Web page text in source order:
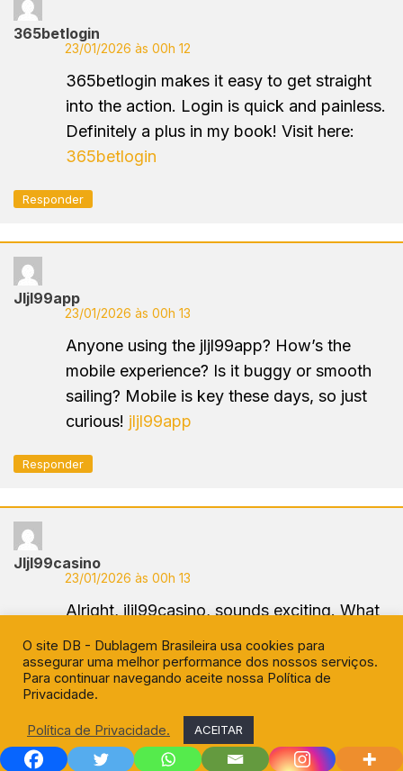
365betlogin
23/01/2026 às 00h 12
365betlogin makes it easy to get straight
into the action. Login is quick and painless.
Definitely a plus in my book! Visit here:
365betlogin
Responder
Jljl99app
23/01/2026 às 00h 13
Anyone using the jljl99app? How’s the
mobile experience? Is it buggy or smooth
sailing? Mobile is key these days, so just
curious! jljl99app
Responder
Jljl99casino
23/01/2026 às 00h 13
Alright, jljl99casino, sounds exciting. What
are the honest thoughts on the game
selection and, most importantly, payouts?
Hit me with your best (and worst!)
experiences, folks!jljl99casino
Responder
O site DB - Dublagem Brasileira usa cookies para
assegurar uma melhor performance dos nossos serviços.
Para continuar navegando aceite nossa Política de
Privacidade.
Política de Privacidade. ACEITAR